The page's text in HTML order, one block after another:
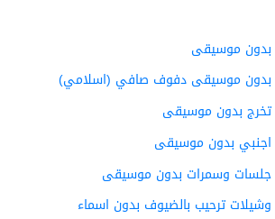
موسيقى
بدون موسيقى دفوف صافي (اسلامي)
بدون موسيقى
بدون موسيقى
جلسات وسمرات بدون موسيقى
ترحيب بالضيوف بدون اسماء